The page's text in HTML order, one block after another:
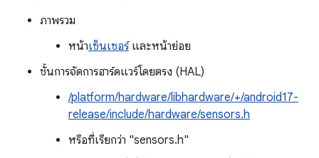
ภาพรวม
หน้าเซ็นเซอร์และหน้าย่อย
ชั้นการจัดการฮาร์ดแวร์โดยตรง (HAL)
/platform/hardware/libhardware/+/android17-
release/include/hardware/sensors.h
หรือที่เรียกว่า "sensors.h"